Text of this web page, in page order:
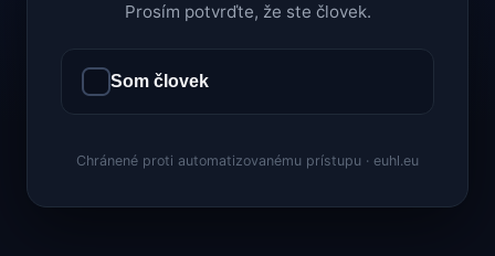
Prosím potvrďte, že ste človek.
Som človek
Chránené proti automatizovanému prístupu · euhl.eu